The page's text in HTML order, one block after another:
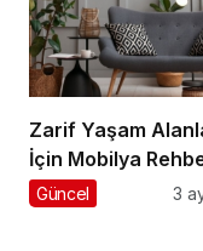
Zarif Yaşam
İçin Mobilya
Güncel 3